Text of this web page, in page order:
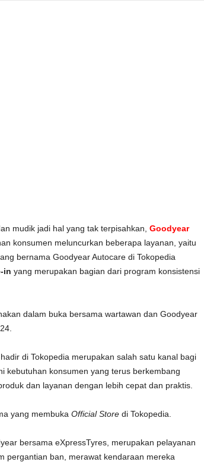
mudik jadi hal yang tak terpisahkan, Goodyear
konsumen meluncurkan beberapa layanan, yaitu
bernama Goodyear Autocare di Tokopedia
in yang merupakan bagian dari program konsistensi
dalam buka bersama wartawan dan Goodyear
di Tokopedia merupakan salah satu kanal bagi
kebutuhan konsumen yang terus berkembang
dan layanan dengan lebih cepat dan praktis.
yang membuka Official Storedi Tokopedia.
bersama eXpressTyres, merupakan pelayanan
pergantian ban, merawat kendaraan mereka